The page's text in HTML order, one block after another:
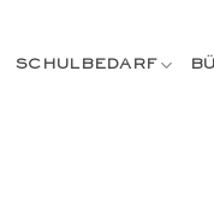
SCHULBEDARF